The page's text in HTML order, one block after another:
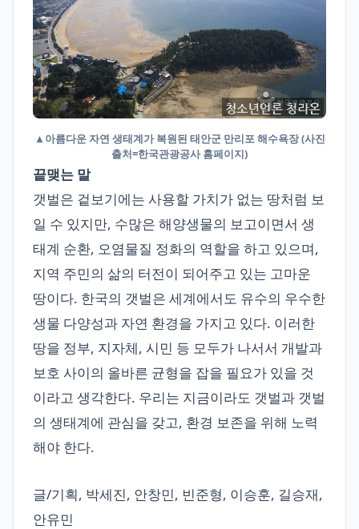
▲ 아름다운 자연 생태계가 복원된 태안군 만리포 해수욕장 (사진
출처=한국관광공사 홈페이지)
끝맺는 말
갯벌은 겉보기에는 사용할 가치가 없는 땅처럼 보
일 수 있지만, 수많은 해양생물의 보고이면서 생
태계 순환, 오염물질 정화의 역할을 하고 있으며,
지역 주민의 삶의 터전이 되어주고 있는 고마운
땅이다. 한국의 갯벌은 세계에서도 유수의 우수한
생물 다양성과 자연 환경을 가지고 있다. 이러한
땅을 정부, 지자체, 시민 등 모두가 나서서 개발과
보호 사이의 올바른 균형을 잡을 필요가 있을 것
이라고 생각한다. 우리는 지금이라도 갯벌과 갯벌
의 생태계에 관심을 갖고, 환경 보존을 위해 노력
해야 한다.
글/기획, 박세진, 안창민, 빈준형, 이승훈, 길승재,
안유민